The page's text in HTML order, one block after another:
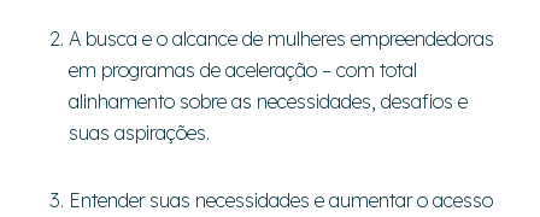
A busca e o alcance de mulheres empreendedoras
em programas de aceleração – com total
alinhamento sobre as necessidades, desafios e
suas aspirações.
Entender suas necessidades e aumentar o acesso